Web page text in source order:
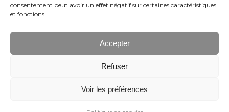
consentement peut avoir un effet négatif sur certaines caractéristiques
et fonctions.
Accepter
Refuser
Voir les préférences